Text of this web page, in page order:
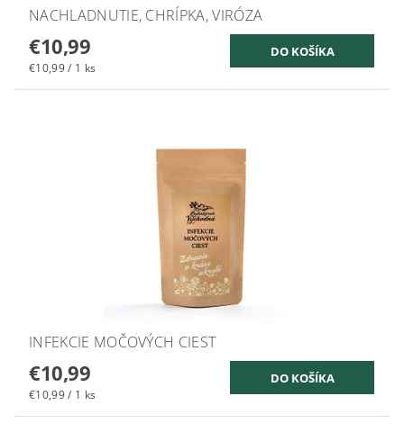
NACHLADNUTIE, CHRÍPKA, VIRÓZA
€10,99
€10,99 / 1 ks
INFEKCIE MOČOVÝCH CIEST
€10,99
€10,99 / 1 ks